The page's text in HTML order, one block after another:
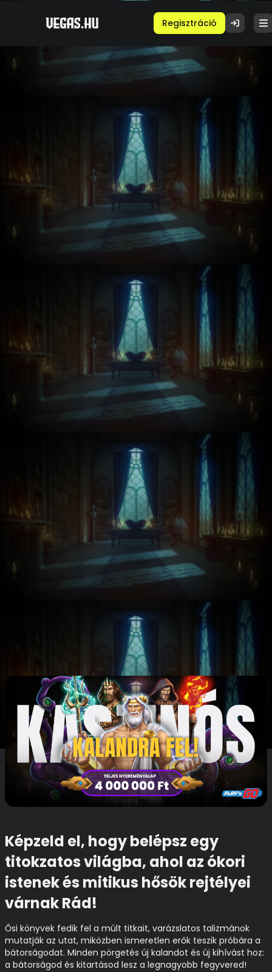
Regisztráció
Képzeld el, hogy belépsz egy
titokzatos világba, ahol az ókori
istenek és mitikus hősök rejtélyei
várnak Rád!
Ősi könyvek fedik fel a múlt titkait, varázslatos talizmánok
mutatják az utat, miközben ismeretlen erők teszik próbára a
bátorságodat. Minden pörgetés új kalandot és új kihívást hoz:
a bátorságod és kitartásod lesz a legnagyobb fegyvered!